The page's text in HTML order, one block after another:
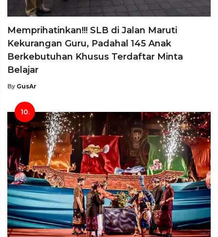
Memprihatinkan!!! SLB di Jalan Maruti
Kekurangan Guru, Padahal 145 Anak
Berkebutuhan Khusus Terdaftar Minta
Belajar
By GusAr
10.